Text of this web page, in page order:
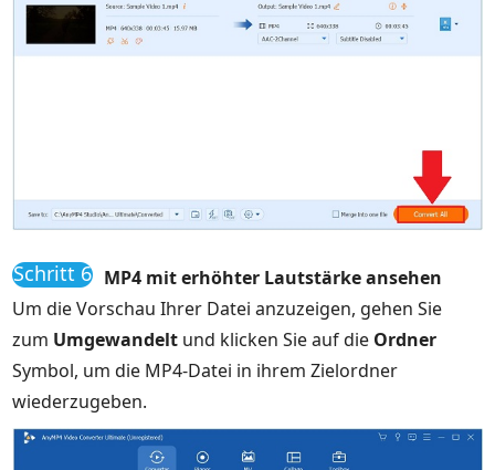
Schritt 6 MP4 mit erhöhter Lautstärke ansehen
Um die Vorschau Ihrer Datei anzuzeigen, gehen Sie
zum Umgewandelt und klicken Sie auf die Ordner
Symbol, um die MP4-Datei in ihrem Zielordner
wiederzugeben.